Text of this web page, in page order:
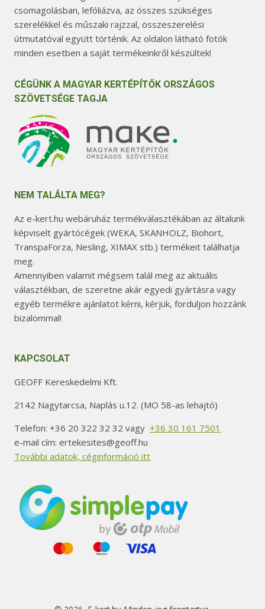
csomagolásban, lefóliázva, az összes szükséges
szerelékkel és műszaki rajzzal, összeszerelési
útmutatóval együtt történik. Az oldalon látható fotók
minden esetben a saját termékeinkről készültek!
CÉGÜNK A MAGYAR KERTÉPÍTŐK ORSZÁGOS
SZÖVETSÉGE TAGJA
NEM TALÁLTA MEG?
Az e-kert.hu webáruház termékválasztékában az általunk
képviselt gyártócégek (WEKA, SKANHOLZ, Biohort,
TranspaForza, Nesling, XIMAX stb.) termékeit találhatja
meg.
Amennyiben valamit mégsem talál meg az aktuális
választékban, de szeretne akár egyedi gyártásra vagy
egyéb termékre ajánlatot kérni, kérjük, forduljon hozzánk
bizalommal!
KAPCSOLAT
GEOFF Kereskedelmi Kft.
2142 Nagytarcsa, Naplás u.12. (MO 58-as lehajtó)
Telefon: +36 20 322 32 32 vagy +36 30 161 7501
e-mail cím: ertekesites@geoff.hu
További adatok, céginformáció itt